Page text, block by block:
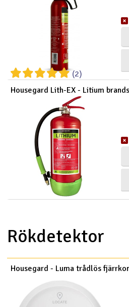
(2)
Housegard Lith-EX - Litium
Rökdetektor
Housegard - Luma trådlös